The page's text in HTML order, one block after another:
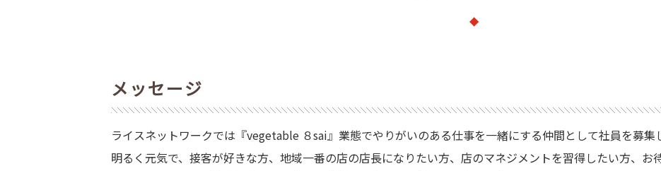
メッセージ
ライスネットワークでは『vegetable ８sai』業態でやりがいのある仕事を一緒にする仲間として社員を募集
明るく元気で、接客が好きな方、地域一番の店の店長になりたい方、店のマネジメントを習得したい方、お